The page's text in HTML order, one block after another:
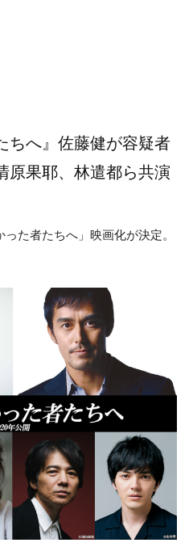
ちへ』佐藤健が容疑者
原果耶、林遣都ら共演
た者たちへ」映画化が決定。